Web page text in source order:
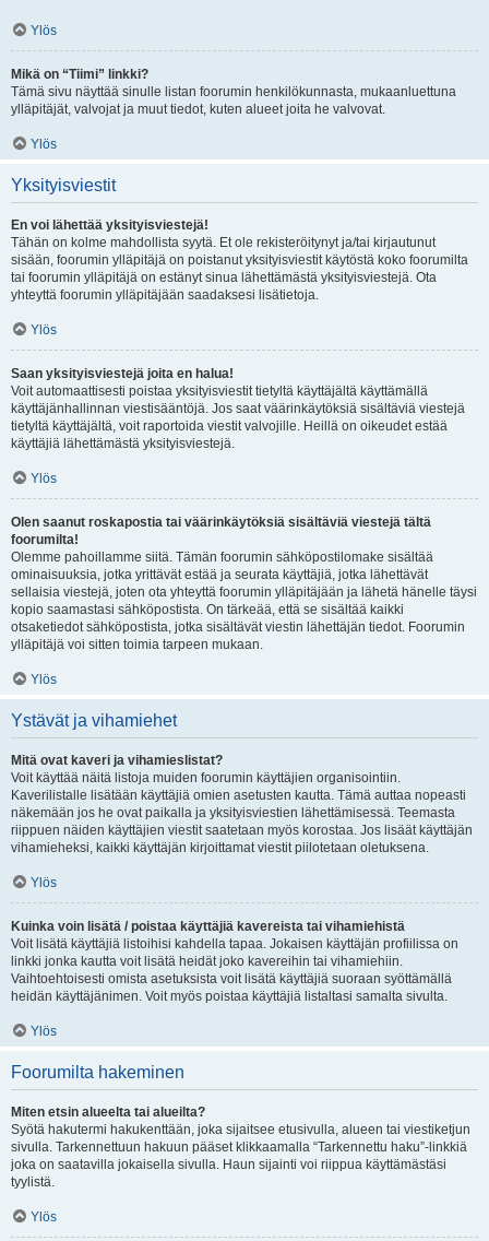
Ylös
Mikä on “Tiimi” linkki?
Tämä sivu näyttää sinulle listan foorumin henkilökunnasta, mukaanluettuna
ylläpitäjät, valvojat ja muut tiedot, kuten alueet joita he valvovat.
Ylös
Yksityisviestit
En voi lähettää yksityisviestejä!
Tähän on kolme mahdollista syytä. Et ole rekisteröitynyt ja/tai kirjautunut
sisään, foorumin ylläpitäjä on poistanut yksityisviestit käytöstä koko foorumilta
tai foorumin ylläpitäjä on estänyt sinua lähettämästä yksityisviestejä. Ota
yhteyttä foorumin ylläpitäjään saadaksesi lisätietoja.
Ylös
Saan yksityisviestejä joita en halua!
Voit automaattisesti poistaa yksityisviestit tietyltä käyttäjältä käyttämällä
käyttäjänhallinnan viestisääntöjä. Jos saat väärinkäytöksiä sisältäviä viestejä
tietyltä käyttäjältä, voit raportoida viestit valvojille. Heillä on oikeudet estää
käyttäjiä lähettämästä yksityisviestejä.
Ylös
Olen saanut roskapostia tai väärinkäytöksiä sisältäviä viestejä tältä
foorumilta!
Olemme pahoillamme siitä. Tämän foorumin sähköpostilomake sisältää
ominaisuuksia, jotka yrittävät estää ja seurata käyttäjiä, jotka lähettävät
sellaisia viestejä, joten ota yhteyttä foorumin ylläpitäjään ja lähetä hänelle täysi
kopio saamastasi sähköpostista. On tärkeää, että se sisältää kaikki
otsaketiedot sähköpostista, jotka sisältävät viestin lähettäjän tiedot. Foorumin
ylläpitäjä voi sitten toimia tarpeen mukaan.
Ylös
Ystävät ja vihamiehet
Mitä ovat kaveri ja vihamieslistat?
Voit käyttää näitä listoja muiden foorumin käyttäjien organisointiin.
Kaverilistalle lisätään käyttäjiä omien asetusten kautta. Tämä auttaa nopeasti
näkemään jos he ovat paikalla ja yksityisviestien lähettämisessä. Teemasta
riippuen näiden käyttäjien viestit saatetaan myös korostaa. Jos lisäät käyttäjän
vihamieheksi, kaikki käyttäjän kirjoittamat viestit piilotetaan oletuksena.
Ylös
Kuinka voin lisätä / poistaa käyttäjiä kavereista tai vihamiehistä
Voit lisätä käyttäjiä listoihisi kahdella tapaa. Jokaisen käyttäjän profiilissa on
linkki jonka kautta voit lisätä heidät joko kavereihin tai vihamiehiin.
Vaihtoehtoisesti omista asetuksista voit lisätä käyttäjiä suoraan syöttämällä
heidän käyttäjänimen. Voit myös poistaa käyttäjiä listaltasi samalta sivulta.
Ylös
Foorumilta hakeminen
Miten etsin alueelta tai alueilta?
Syötä hakutermi hakukenttään, joka sijaitsee etusivulla, alueen tai viestiketjun
sivulla. Tarkennettuun hakuun pääset klikkaamalla “Tarkennettu haku”-linkkiä
joka on saatavilla jokaisella sivulla. Haun sijainti voi riippua käyttämästäsi
tyylistä.
Ylös